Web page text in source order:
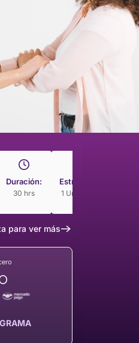
Duración:
30 hrs
Estructura
1 Unidades
para ver más